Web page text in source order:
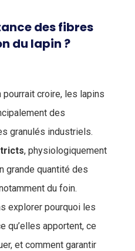
des fibres
du lapin ?
pourrait croire, les lapins
des
granulés industriels.
, physiologiquement
grande quantité des
du foin.
explorer pourquoi les
qu’elles apportent, ce
et comment garantir